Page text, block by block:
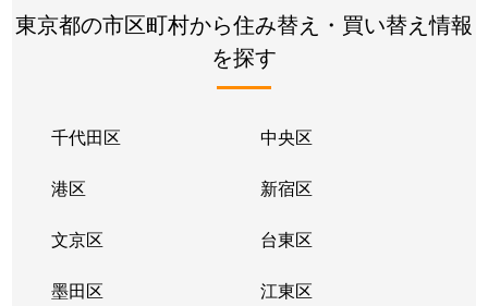
東京都の市区町村から住み替え・買い替え情報
を探す
千代田区 中央区
港区 新宿区
文京区 台東区
墨田区 江東区